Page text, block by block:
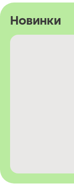
Новинки